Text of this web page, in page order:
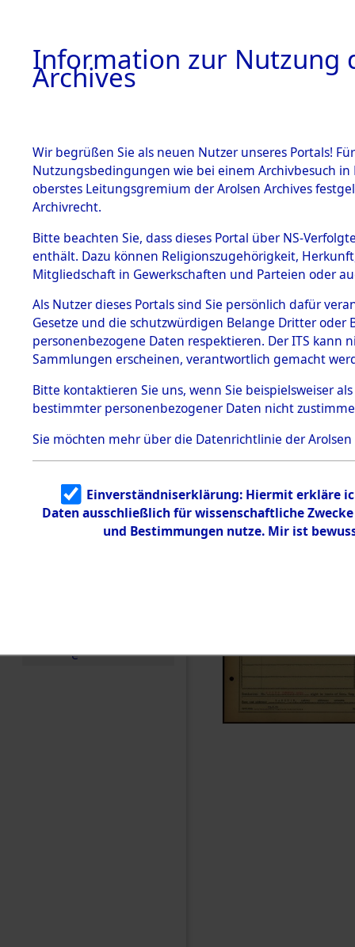
BESTÄNDE
1.
mente
5. Verschiedenes
5.3
Todesmärsche
5.3.1 Alliierte
Erhebungen
zu
Todesmärsch
en
5.3.2
Identifizierun
g
5.3.3
Todesmärsch
e
Dead -
Branch -
Information zur Nutzung
Archives
Wir begrüßen Sie als neuen Nutzer unseres Portals!
Nutzungsbedingungen wie bei einem Archivbesuch
oberstes Leitungsgremium der Arolsen Archives
Archivrecht.
Bitte beachten Sie, dass dieses Portal über NS-
enthält. Dazu können Religionszugehörigkeit,
Mitgliedschaft in Gewerkschaften und Parteien oder
Als Nutzer dieses Portals sind Sie persönlich dafür
Gesetze und die schutzwürdigen Belange Dritter
personenbezogene Daten respektieren. Der ITS
Sammlungen erscheinen, verantwortlich gemacht
Bitte kontaktieren Sie uns, wenn Sie beispielsweiser
bestimmter personenbezogener Daten nicht
Sie möchten mehr über die Datenrichtlinie der Arolsen
Einverständniserklärung: Hiermit erkläre
Daten ausschließlich für wissenschaftliche
und Bestimmungen nutze. Mir ist